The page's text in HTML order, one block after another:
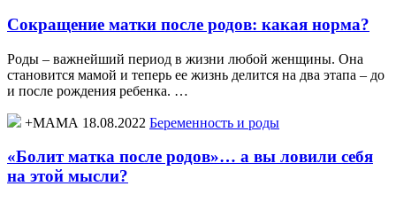
Сокращение матки после родов: какая норма?
Роды – важнейший период в жизни любой женщины. Она
становится мамой и теперь ее жизнь делится на два этапа – до
и после рождения ребенка. …
+МАМА 18.08.2022 Беременность и роды
«Болит матка после родов»… а вы ловили себя
на этой мысли?